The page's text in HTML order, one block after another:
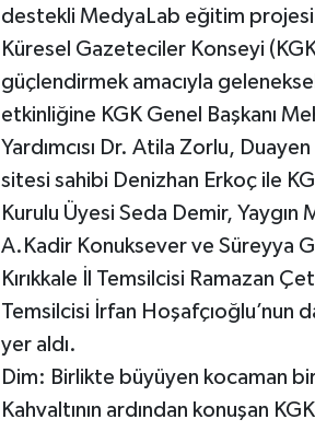
destekli MedyaLab eğitim projesi
Küresel Gazeteciler Konseyi
güçlendirmek amacıyla
etkinliğine KGK Genel Başkanı
Yardımcısı Dr. Atila Zorlu,
sitesi sahibi Denizhan Erkoç ile
Kurulu Üyesi Seda Demir,
A.Kadir Konuksever ve Süreyya
Kırıkkale İl Temsilcisi Ramazan
Temsilcisi İrfan Hoşafçıoğlu’nun
yer aldı.
Dim: Birlikte büyüyen kocaman
Kahvaltının ardından konuşan